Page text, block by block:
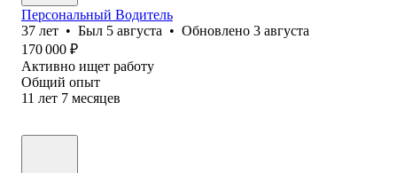
Персональный Водитель
37 лет • Был 5 августа • Обновлено 3 августа
170 000 ₽
Активно ищет работу
Общий опыт
11 лет 7 месяцев